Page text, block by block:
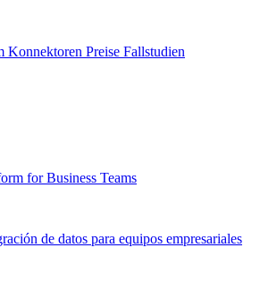
Konnektoren Preise Fallstudien
for Business Teams
de datos para equipos empresariales